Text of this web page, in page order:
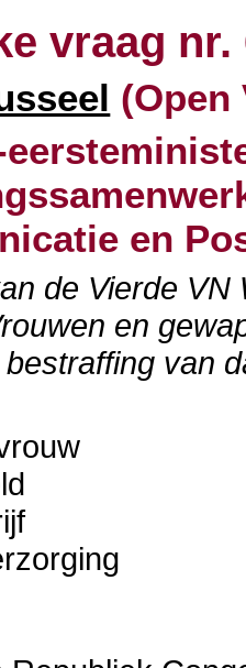
vraag nr.
(Open
en
de Vierde
en
van